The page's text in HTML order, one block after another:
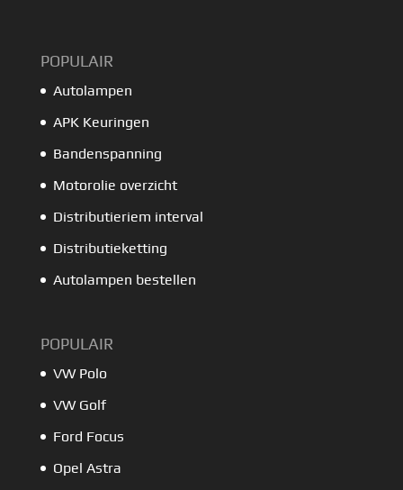
POPULAIR
Autolampen
APK Keuringen
Bandenspanning
Motorolie overzicht
Distributieriem interval
Distributieketting
Autolampen bestellen
POPULAIR
VW Polo
VW Golf
Ford Focus
Opel Astra